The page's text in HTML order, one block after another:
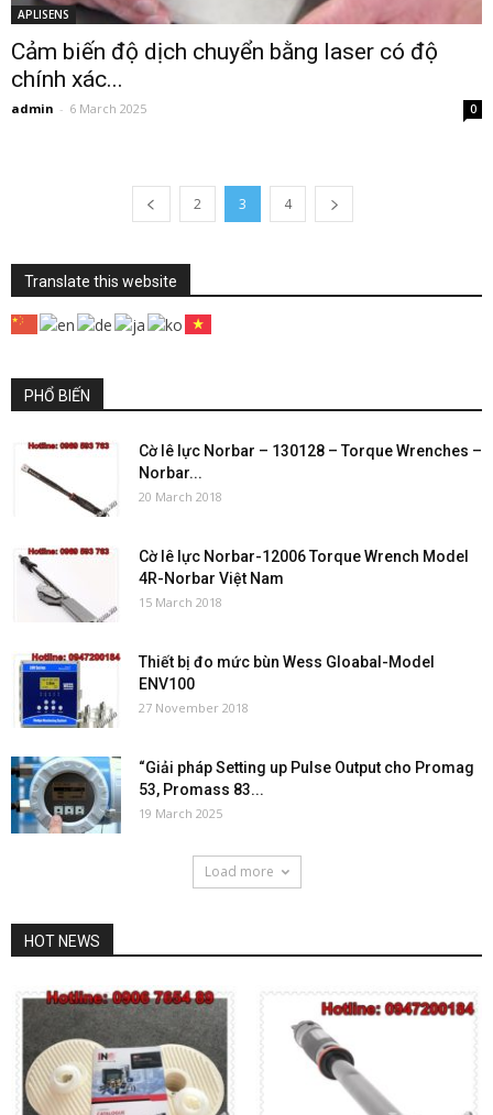
APLISENS
Cảm biến độ dịch chuyển bằng laser có độ
chính xác...
admin - 6 March 2025 0
2 3 4
Translate this website
PHỔ BIẾN
Cờ lê lực Norbar – 130128 – Torque Wrenches –
Norbar...
20 March 2018
Cờ lê lực Norbar-12006 Torque Wrench Model
4R-Norbar Việt Nam
15 March 2018
Thiết bị đo mức bùn Wess Gloabal-Model
ENV100
27 November 2018
“Giải pháp Setting up Pulse Output cho Promag
53, Promass 83...
19 March 2025
Load more
HOT NEWS